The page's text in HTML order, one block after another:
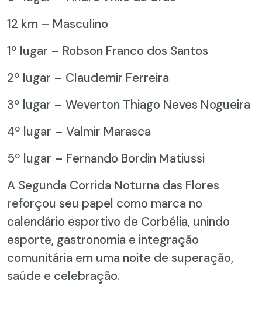
12 km – Masculino
1º lugar – Robson Franco dos Santos
2º lugar – Claudemir Ferreira
3º lugar – Weverton Thiago Neves Nogueira
4º lugar – Valmir Marasca
5º lugar – Fernando Bordin Matiussi
A Segunda Corrida Noturna das Flores
reforçou seu papel como marca no
calendário esportivo de Corbélia, unindo
esporte, gastronomia e integração
comunitária em uma noite de superação,
saúde e celebração.